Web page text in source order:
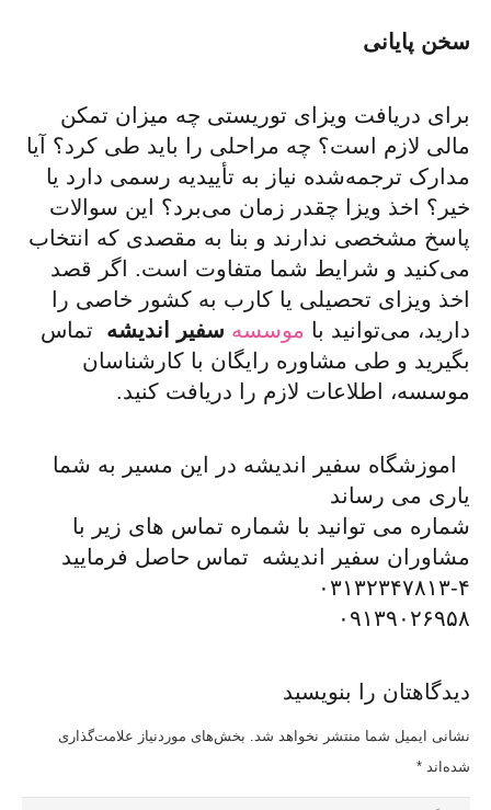
سخن پایانی
برای دریافت ویزای توریستی چه میزان تمکن
مالی لازم است؟ چه مراحلی را باید طی کرد؟ آیا
مدارک ترجمه‌شده نیاز به تأییدیه رسمی دارد یا
خیر؟ اخذ ویزا چقدر زمان می‌برد؟ این سوالات
پاسخ مشخصی ندارند و بنا به مقصدی که انتخاب
می‌کنید و شرایط شما متفاوت است. اگر قصد
اخذ ویزای تحصیلی یا کارب به کشور خاصی را
دارید، می‌توانید با موسسه سفیر اندیشه تماس
بگیرید و طی مشاوره رایگان با کارشناسان
موسسه، اطلاعات لازم را دریافت کنید.
اموزشگاه سفیر اندیشه در این مسیر به شما
یاری می رساند
شماره می توانید با شماره تماس های زیر با
مشاوران سفیر اندیشه تماس حاصل فرمایید
۰۳۱۳۲۳۴۷۸۱۳-۴
۰۹۱۳۹۰۲۶۹۵۸
دیدگاهتان را بنویسید
نشانی ایمیل شما منتشر نخواهد شد.
بخش‌های موردنیاز علامت‌گذاری
شده‌اند*